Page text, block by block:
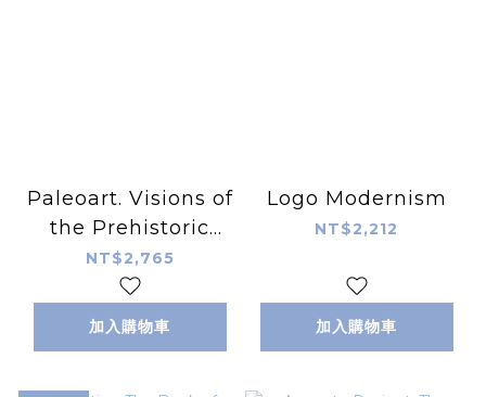
Paleoart. Visions of
the Prehistoric
Past
NT$2,765
加入購物車
Logo Modernism
NT$2,212
加入購物車